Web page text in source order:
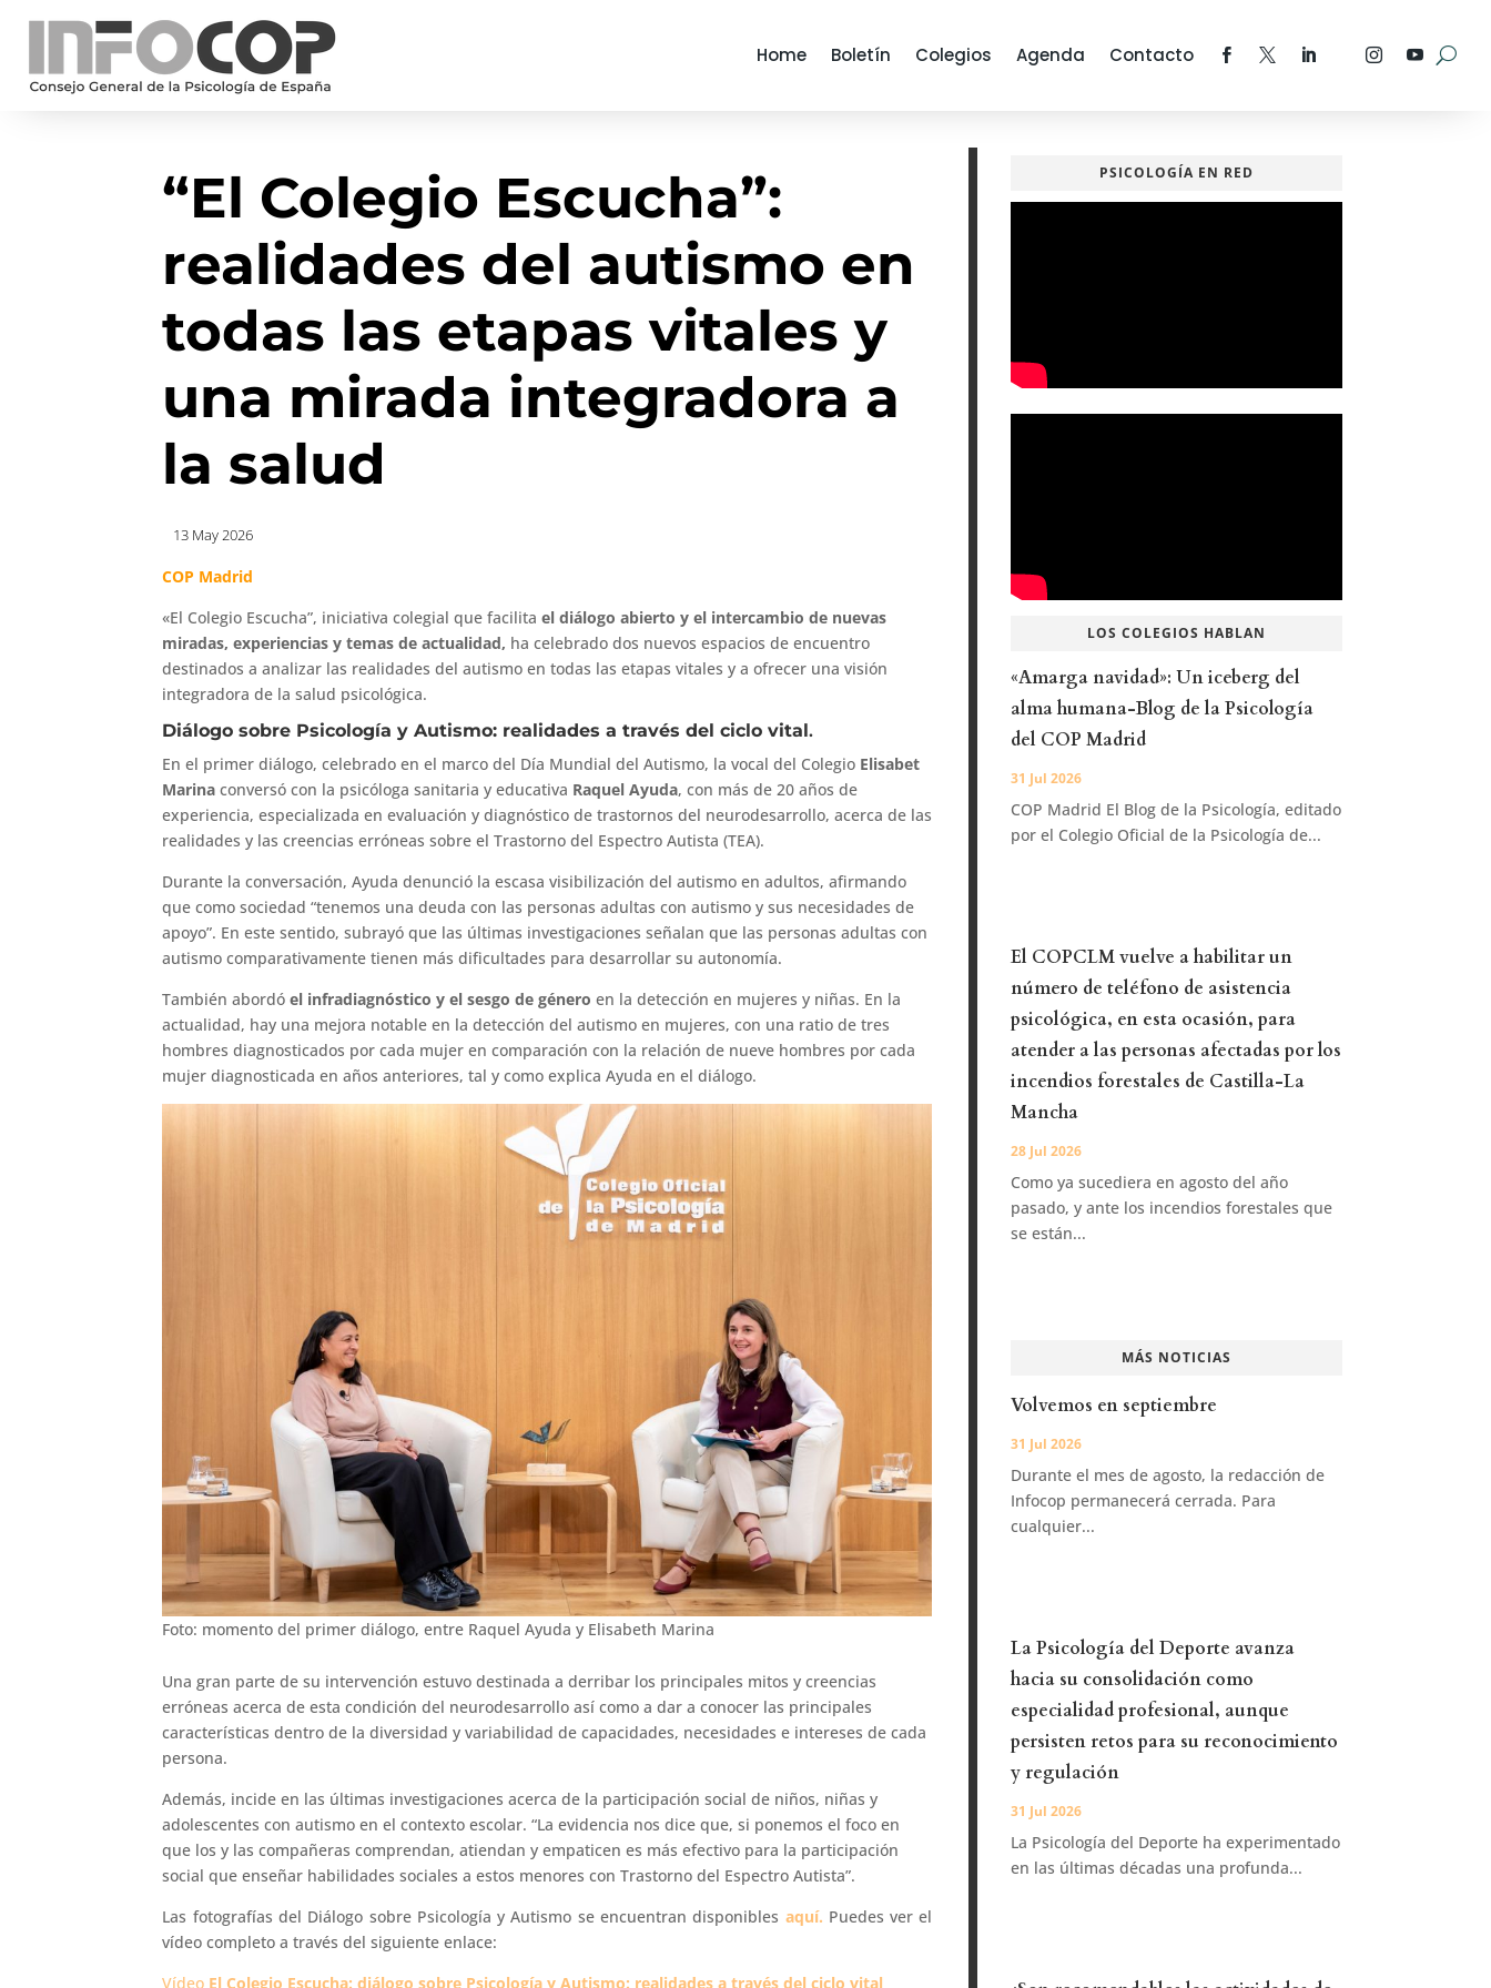
Home Boletín Colegios Agenda Contacto
“El Colegio Escucha”:
realidades del autismo en
todas las etapas vitales y
una mirada integradora a
la salud
13 May 2026
COP Madrid
«El Colegio Escucha”, iniciativa colegial que facilitael diálogo abierto y el intercambio de nuevas
miradas, experiencias y temas de actualidad, ha celebrado dos nuevos espacios de encuentro
destinados a analizar las realidades del autismo en todas las etapas vitales y a ofrecer una visión
integradora de la salud psicológica.
Diálogo sobre Psicología y Autismo: realidades a través del ciclo vital.
En el primer diálogo, celebrado en el marco del Día Mundial del Autismo, la vocal del Colegio Elisabet
Marina conversó con la psicóloga sanitaria y educativa Raquel Ayuda, con más de 20 años de
experiencia, especializada en evaluación y diagnóstico de trastornos del neurodesarrollo, acerca de las
realidades y las creencias erróneas sobre el Trastorno del Espectro Autista (TEA).
Durante la conversación, Ayuda denunció la escasa visibilización del autismo en adultos, afirmando
que como sociedad “tenemos una deuda con las personas adultas con autismo y sus necesidades de
apoyo”. En este sentido, subrayó que las últimas investigaciones señalan que las personas adultas con
autismo comparativamente tienen más dificultades para desarrollar su autonomía.
También abordóel infradiagnóstico y el sesgo de género en la detección en mujeres y niñas. En la
actualidad, hay una mejora notable en la detección del autismo en mujeres, con una ratio de tres
hombres diagnosticados por cada mujer en comparación con la relación de nueve hombres por cada
mujer diagnosticada en años anteriores, tal y como explica Ayuda en el diálogo.
Foto: momento del primer diálogo, entre Raquel Ayuda y Elisabeth Marina
Una gran parte de su intervención estuvo destinada a derribar los principales mitos y creencias
erróneas acerca de esta condición del neurodesarrollo así como a dar a conocer las principales
características dentro de la diversidad y variabilidad de capacidades, necesidades e intereses de cada
persona.
Además, incide en las últimas investigaciones acerca de la participación social de niños, niñas y
adolescentes con autismo en el contexto escolar. “La evidencia nos dice que, si ponemos el foco en
que los y las compañeras comprendan, atiendan y empaticen es más efectivo para la participación
social que enseñar habilidades sociales a estos menores con Trastorno del Espectro Autista”.
Las fotografías del Diálogo sobre Psicología y Autismo se encuentran disponibles aquí. Puedes ver el
vídeo completo a través del siguiente enlace:
Vídeo El Colegio Escucha: diálogo sobre Psicología y Autismo: realidades a través del ciclo vital
PSICOLOGÍA EN RED
LOS COLEGIOS HABLAN
«Amarga navidad»: Un iceberg del
alma humana-Blog de la Psicología
del COP Madrid
31 Jul 2026
COP Madrid El Blog de la Psicología, editado
por el Colegio Oficial de la Psicología de...
El COPCLM vuelve a habilitar un
número de teléfono de asistencia
psicológica, en esta ocasión, para
atender a las personas afectadas por los
incendios forestales de Castilla-La
Mancha
28 Jul 2026
Como ya sucediera en agosto del año
pasado, y ante los incendios forestales que
se están...
MÁS NOTICIAS
Volvemos en septiembre
31 Jul 2026
Durante el mes de agosto, la redacción de
Infocop permanecerá cerrada. Para
cualquier...
La Psicología del Deporte avanza
hacia su consolidación como
especialidad profesional, aunque
persisten retos para su reconocimiento
y regulación
31 Jul 2026
La Psicología del Deporte ha experimentado
en las últimas décadas una profunda...